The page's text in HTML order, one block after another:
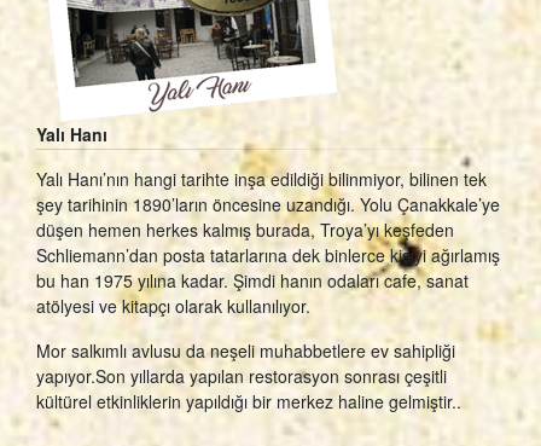
Yalı Hanı
Yalı Hanı’nın hangi tarihte inşa edildiği bilinmiyor, bilinen tek
şey tarihinin 1890’ların öncesine uzandığı. Yolu Çanakkale’ye
düşen hemen herkes kalmış burada, Troya’yı keşfeden
Schliemann’dan posta tatarlarına dek binlerce kişiyi ağırlamış
bu han 1975 yılına kadar. Şimdi hanın odaları cafe, sanat
atölyesi ve kitapçı olarak kullanılıyor.
Mor salkımlı avlusu da neşeli muhabbetlere ev sahipliği
yapıyor.Son yıllarda yapılan restorasyon sonrası çeşitli
kültürel etkinliklerin yapıldığı bir merkez haline gelmiştir..